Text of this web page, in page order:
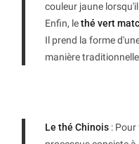
couleur jaune
Enfin, lethé vert
Il prend la forme
manière
Le thé Chinois :